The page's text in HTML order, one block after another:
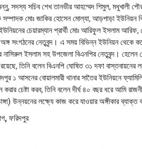
সদস্য সচিব শেখ তানভীর আহম্মেদ শিমুল, মধুখালী
সম্পাদক মোঃ জাকির হোসেন মোল্যা, আড়পাড়া
চেয়ারম্যান প্রার্থী মোঃ আরিফুল ইসলাম আরিফ,
সংগঠনের নেতৃবৃন্দ। এ সময় বিভিন্ন ইউনিয়ন থেকে
ইসলাম সহ উপজেলা বিএনপির নেতৃবৃন্দ। হেলেন
তিনি বলেন বিএনপি ঘোষিত ৩১ দফা বাস্তবায়নের
১ আসনের বোয়ালমারী থানার সাতৈর ইউনিয়নে
করার চেষ্টা করব, তিনি বলেন দীর্ঘ ৪০ বছর ধরে
উন্নয়নের লক্ষ্যে কাজ করে যাওয়ার অঙ্গীকার ব্যাক্ত
, ফরিদপুর